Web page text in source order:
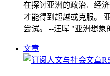
在探讨亚洲的政治、经
才能得到超越或克服。
尝试。 --汪晖 "亚洲想象
文章